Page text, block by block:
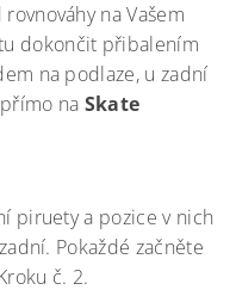
na Vašem
dokončit přibalením
na podlaze, u zadní
na Skate
piruety a pozice v nich
Pokaždé začněte
č. 2.